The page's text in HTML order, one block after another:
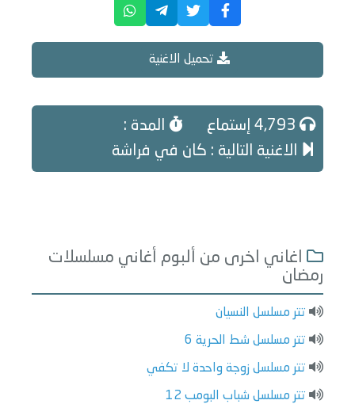
تحميل الاغنية
المدة :
الاغنية التالية : كان في فراشة
اغاني اخرى من ألبوم أغاني مسلسلات
رمضان
تتر مسلسل النسيان
تتر مسلسل شط الحرية 6
تتر مسلسل زوجة واحدة لا تكفي
تتر مسلسل شباب البومب 12